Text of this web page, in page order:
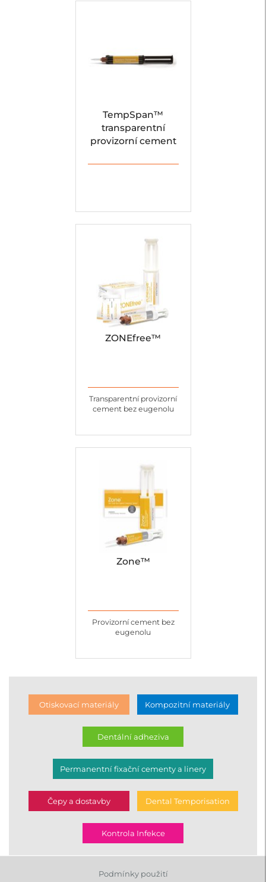
TempSpan™
transparentní
provizorní cement
ZONEfree™
Transparentní provizorní
cement bez eugenolu
Zone™
Provizorní cement bez
eugenolu
Otiskovací materiály Kompozitní materiály
Dentální adheziva
Permanentní fixační cementy a linery
Čepy a dostavby Dental Temporisation
Kontrola Infekce
Podmínky použití